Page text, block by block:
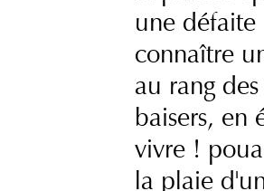
une
connaître
au rang
baisers, en
vivre !
la plaie